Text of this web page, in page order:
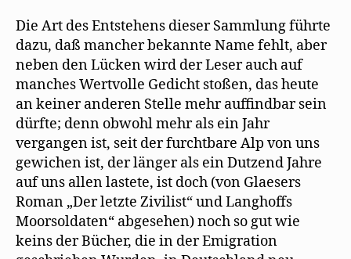
Die Art des Entstehens dieser Sammlung führte
dazu, daß mancher bekannte Name fehlt, aber
neben den Lücken wird der Leser auch auf
manches Wertvolle Gedicht stoßen, das heute
an keiner anderen Stelle mehr auffindbar sein
dürfte; denn obwohl mehr als ein Jahr
vergangen ist, seit der furchtbare Alp von uns
gewichen ist, der länger als ein Dutzend Jahre
auf uns allen lastete, ist doch (von Glaesers
Roman „Der letzte Zivilist“ und Langhoffs
Moorsoldaten“ abgesehen) noch so gut wie
keins der Bücher, die in der Emigration